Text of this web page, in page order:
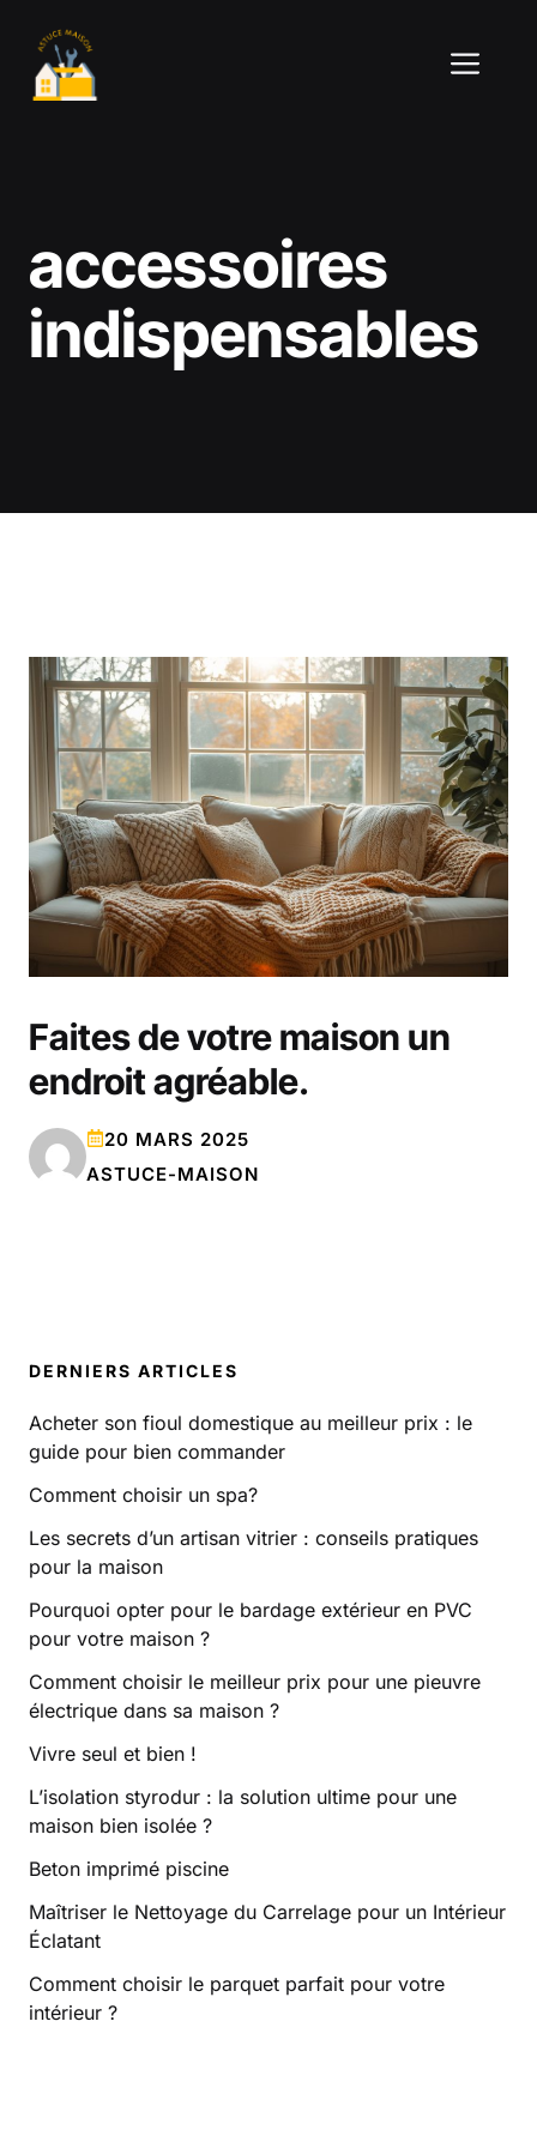
contenu
accessoires
indispensables
DERNIERS ARTICLES
Acheter son fioul domestique au meilleur prix : le
guide pour bien commander
Comment choisir un spa?
Les secrets d’un artisan vitrier : conseils pratiques
pour la maison
Pourquoi opter pour le bardage extérieur en PVC
pour votre maison ?
Comment choisir le meilleur prix pour une pieuvre
électrique dans sa maison ?
Vivre seul et bien !
L’isolation styrodur : la solution ultime pour une
maison bien isolée ?
Beton imprimé piscine
Maîtriser le Nettoyage du Carrelage pour un Intérieur
Éclatant
Comment choisir le parquet parfait pour votre
intérieur ?
Faites de votre maison un
endroit agréable.
20 MARS 2025
ASTUCE-MAISON